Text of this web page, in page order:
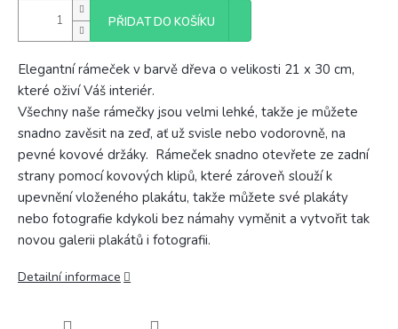
PŘIDAT DO KOŠÍKU
Elegantní rámeček v barvě dřeva o velikosti 21 x 30 cm,
které oživí Váš interiér.
Všechny naše rámečky jsou velmi lehké, takže je můžete
snadno zavěsit na zeď, ať už svisle nebo vodorovně, na
pevné kovové držáky. Rámeček snadno otevřete ze zadní
strany pomocí kovových klipů, které zároveň slouží k
upevnění vloženého plakátu, takže můžete své plakáty
nebo fotografie kdykoli bez námahy vyměnit a vytvořit tak
novou galerii plakátů i fotografii.
Detailní informace